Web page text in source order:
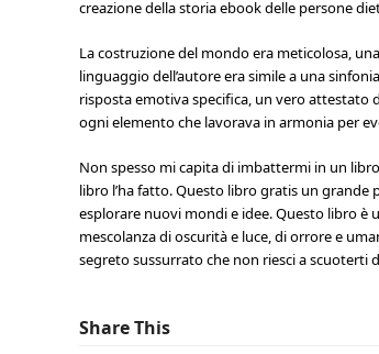
creazione della storia ebook delle persone
La costruzione del mondo era meticolosa,
linguaggio dell’autore era simile a una
risposta emotiva specifica, un vero attestato
ogni elemento che lavorava in armonia per
Non spesso mi capita di imbattermi in un
libro l’ha fatto. Questo libro gratis un
esplorare nuovi mondi e idee. Questo libro è
mescolanza di oscurità e luce, di orrore e
segreto sussurrato che non riesci a scuoterti
Share This